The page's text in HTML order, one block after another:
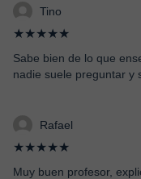
Tino
★★★★★
Sabe bien de lo que
nadie suele preguntar y
Rafael
★★★★★
Muy buen profesor,